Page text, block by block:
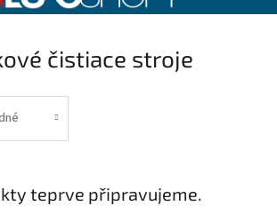
čistiace stroje
teprve připravujeme.